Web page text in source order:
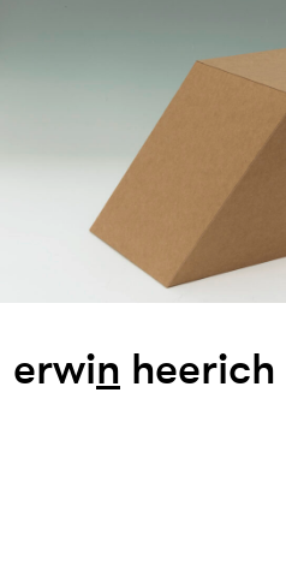
erwinheerich